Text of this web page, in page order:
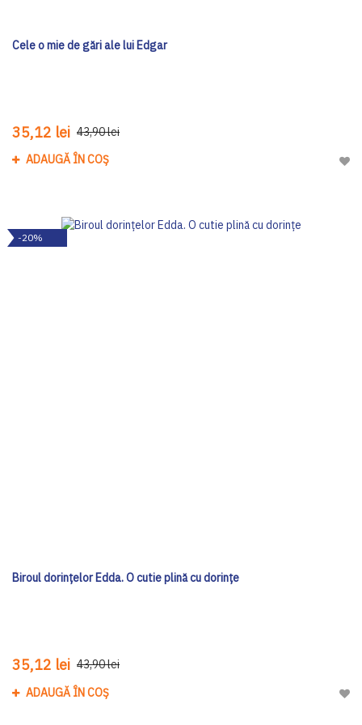
Cele o mie de gări ale lui Edgar
35,12 lei 43,90 lei
ADAUGĂ ÎN COȘ
-20%
Biroul dorințelor Edda. O cutie plină cu dorințe
35,12 lei 43,90 lei
ADAUGĂ ÎN COȘ